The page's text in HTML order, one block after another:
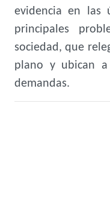
evidencia en las
principales
sociedad, que
plano y ubican
demandas.